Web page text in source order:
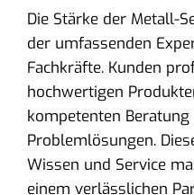
Die Stärke der Metall-
der umfassenden
Fachkräfte. Kunden
hochwertigen
kompetenten
Problemlösungen.
Wissen und Service
einem verlässlichen